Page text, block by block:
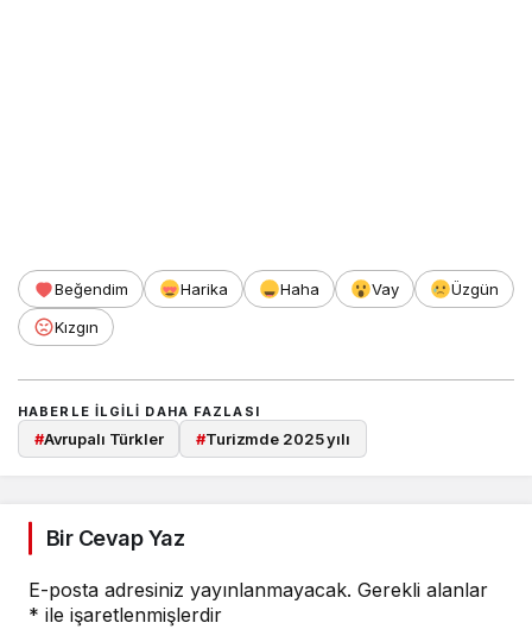
Beğendim Harika Haha Vay
Üzgün
Kızgın
HABERLE ILGILI DAHA FAZLASI
#Avrupalı Türkler #Turizmde 2025 yılı
Bir Cevap Yaz
E-posta adresiniz yayınlanmayacak. Gerekli alanlar
* ile işaretlenmişlerdir